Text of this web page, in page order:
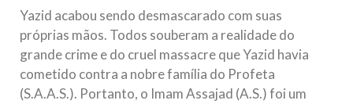
Yazid acabou sendo desmascarado com suas
próprias mãos. Todos souberam a realidade do
grande crime e do cruel massacre que Yazid havia
cometido contra a nobre família do Profeta
(S.A.A.S.). Portanto, o Imam Assajad (A.S.) foi um